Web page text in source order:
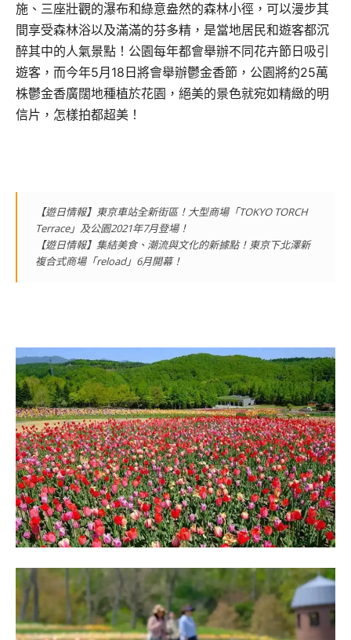
施、三座壯觀的瀑布和綠意盎然的森林小徑，可以漫步其
間享受森林浴以及滿滿的芬多精，是當地居民和遊客都沉
醉其中的人氣景點！公園每年都會舉辦不同花卉節日吸引
遊客，而今年5月18日將會舉辦鬱金香節，公園將約25萬
株鬱金香廣闊地種植於花園，絕美的景色就宛如精緻的明
信片，怎樣拍都超美！
【遊日情報】東京車站全新街區！大型商場「TOKYO TORCH
Terrace」及公園2021年7月登場！
【遊日情報】集結美食、潮流與文化的新據點！東京下北澤新
複合式商場「reload」6月開幕！